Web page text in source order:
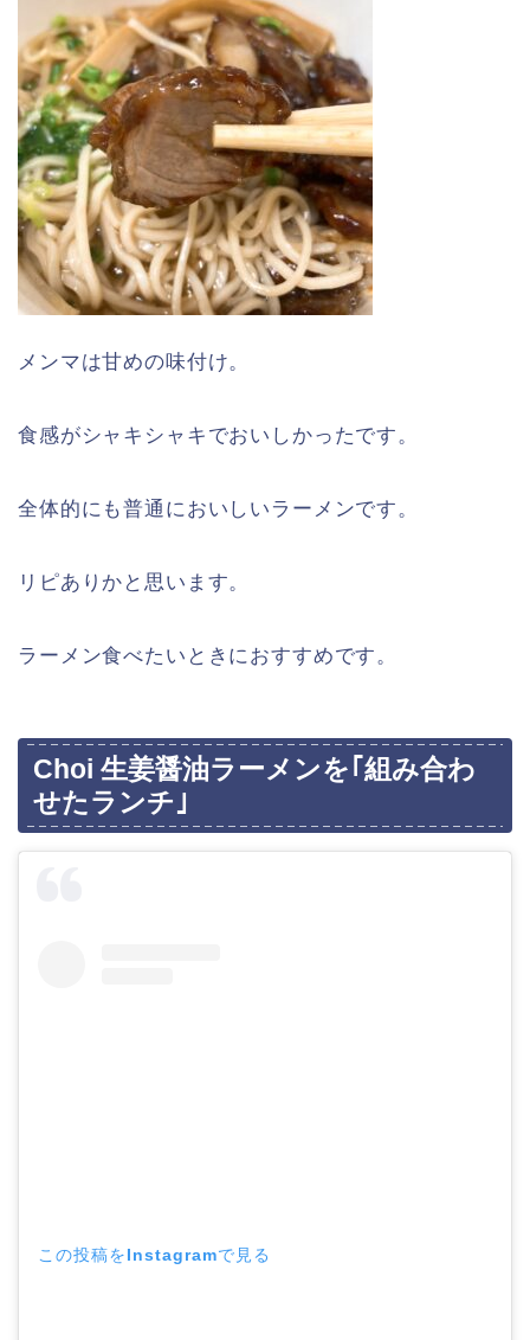
メンマは甘めの味付け。
食感がシャキシャキでおいしかったです。
全体的にも普通においしいラーメンです。
リピありかと思います。
ラーメン食べたいときにおすすめです。
Choi 生姜醤油ラーメンを｢組み合わ
せたランチ｣
この投稿をInstagramで見る